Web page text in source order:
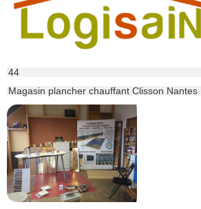
44
Magasin plancher chauffant Clisson Nantes